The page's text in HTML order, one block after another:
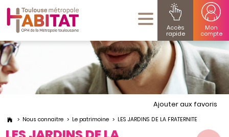
Accès
rapide
Mon
compte
Nous connaitre Le patrimoine LES JARDINS DE LA FRATERNITE
Ajouter aux favoris